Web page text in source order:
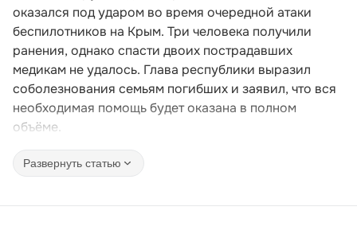
оказался под ударом во время очередной атаки
беспилотников на Крым. Три человека получили
ранения, однако спасти двоих пострадавших
медикам не удалось. Глава республики выразил
соболезнования семьям погибших и заявил, что вся
необходимая помощь будет оказана в полном
объёме.
Развернуть статью